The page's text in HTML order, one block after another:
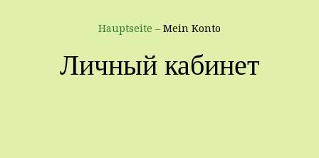
Hauptseite – Mein Konto
Личный кабинет